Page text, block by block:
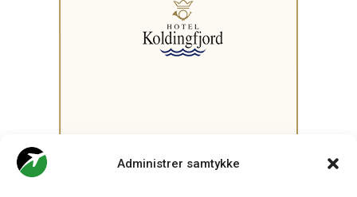
Administrer samtykke